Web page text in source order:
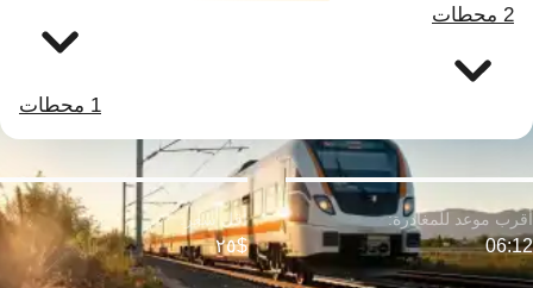
2 محطات
1 محطات
06:12 $٢٥